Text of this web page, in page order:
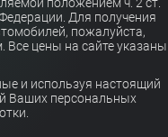
Для получения
пожалуйста,
цены на сайте указаны
и используя настоящий
Ваших персональных